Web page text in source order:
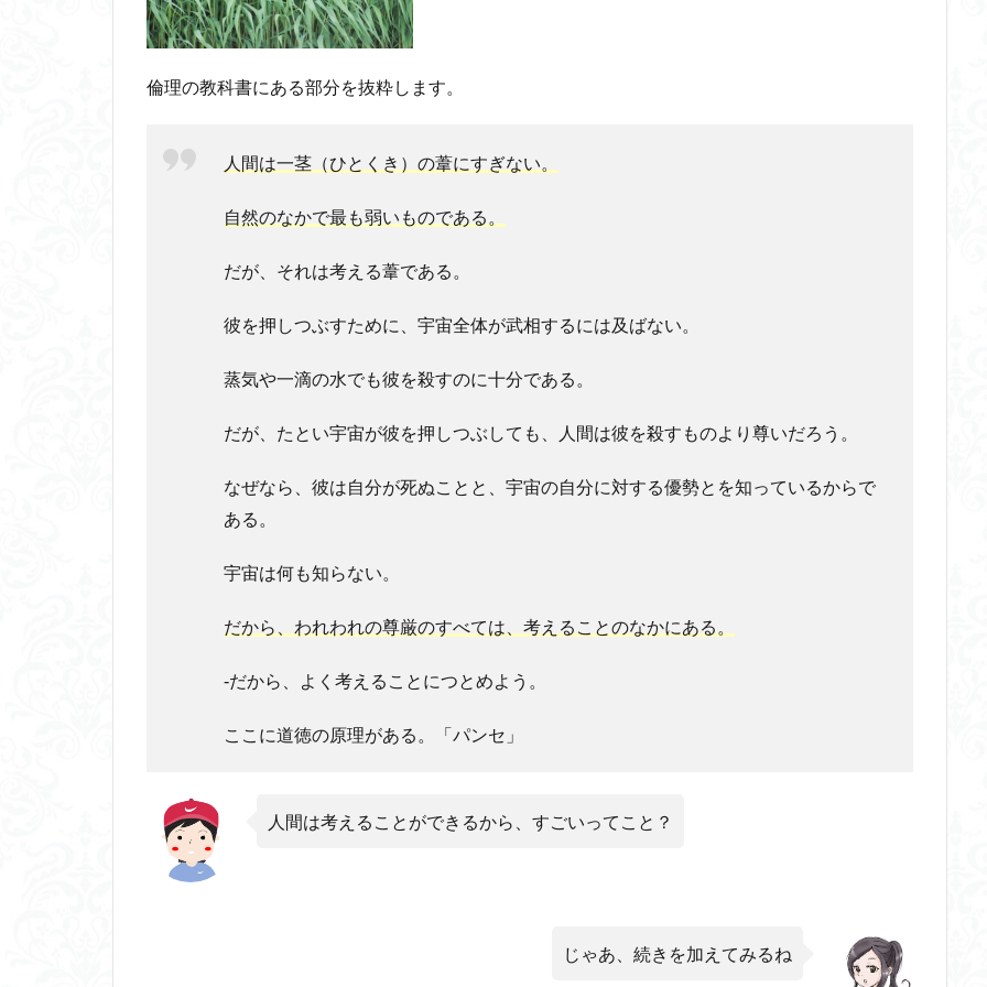
神」
2.2
パス
カル
つの
秩序
倫理の教科書にある部分を抜粋します。
人間は一茎（ひとくき）の葦にすぎない。
自然のなかで最も弱いものである。
だが、それは考える葦である。
彼を押しつぶすために、宇宙全体が武相するには及ばない。
蒸気や一滴の水でも彼を殺すのに十分である。
だが、たとい宇宙が彼を押しつぶしても、人間は彼を殺すものより尊いだろう。
なぜなら、彼は自分が死ぬことと、宇宙の自分に対する優勢とを知っているからで
ある。
宇宙は何も知らない。
だから、われわれの尊厳のすべては、考えることのなかにある。
‐だから、よく考えることにつとめよう。
ここに道徳の原理がある。「パンセ」
人間は考えることができるから、すごいってこと？
じゃあ、続きを加えてみるね